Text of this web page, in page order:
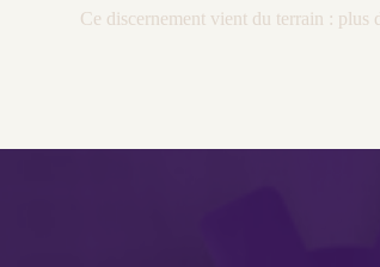
Ce discernement vient du terrain : plus